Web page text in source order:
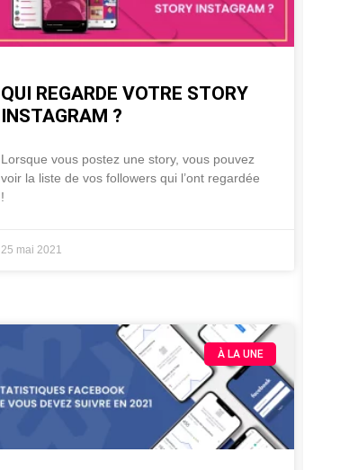
QUI REGARDE VOTRE STORY
INSTAGRAM ?
Lorsque vous postez une story, vous pouvez
voir la liste de vos followers qui l’ont regardée
!
25 mai 2021
À LA UNE